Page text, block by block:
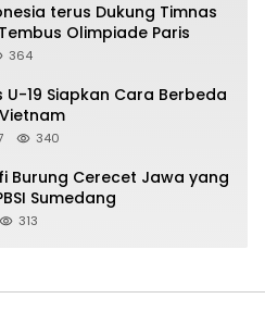
terus Dukung Timnas
Olimpiade Paris
364
U-19 Siapkan Cara Berbeda
340
Burung Cerecet Jawa yang
Sumedang
313